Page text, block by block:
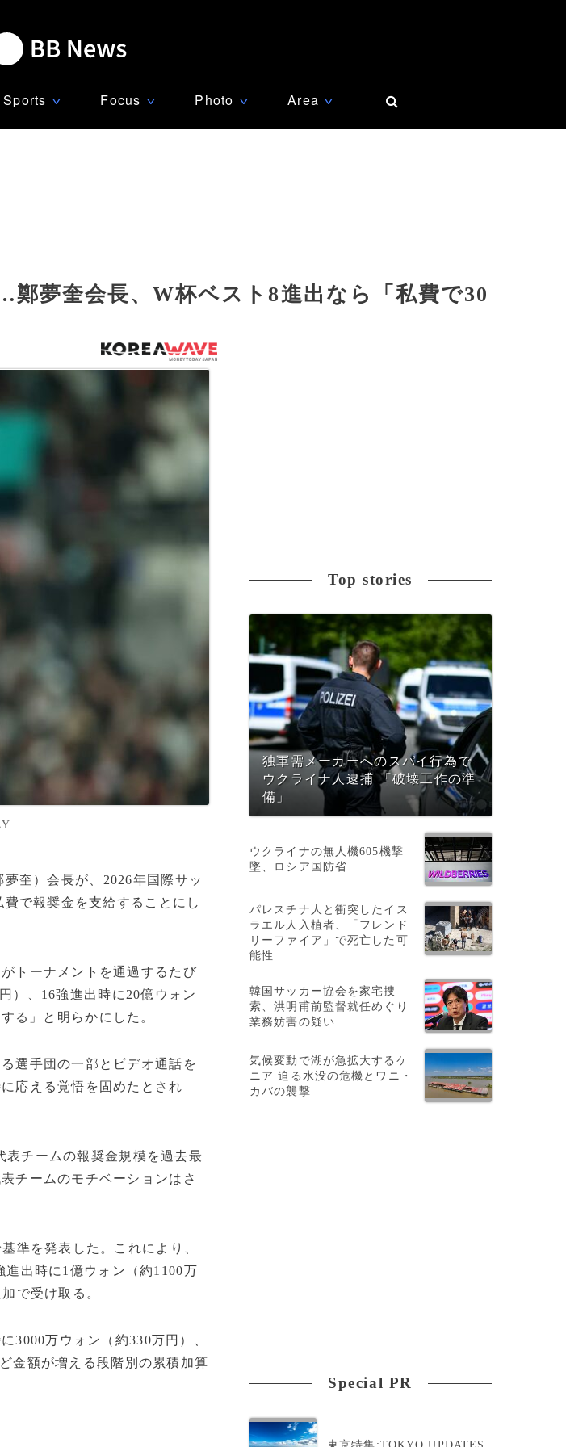
Sports ∨ Focus ∨ Photo ∨ Area ∨
夢奎会長、W杯ベスト8進出なら「私費で30
奎）会長が、2026年国際サッ
で報奨金を支給することにし
トーナメントを通過するたび
）、16強進出時に20億ウォン
る」と明らかにした。
選手団の一部とビデオ通話を
応える覚悟を固めたとされ
チームの報奨金規模を過去最
チームのモチベーションはさ
準を発表した。これにより、
出時に1億ウォン（約1100万
で受け取る。
3000万ウォン（約330万円）、
金額が増える段階別の累積加算
Top stories
独軍需メーカーへのスパイ行為で
ウクライナ人逮捕 「破壊工作の準
備」
ウクライナの無人機605機撃
墜、ロシア国防省
パレスチナ人と衝突したイス
ラエル人入植者、「フレンド
リーファイア」で死亡した可
能性
韓国サッカー協会を家宅捜
索、洪明甫前監督就任めぐり
業務妨害の疑い
気候変動で湖が急拡大するケ
ニア 迫る水没の危機とワニ・
カバの襲撃
Special PR
東京特集:TOKYO UPDATES